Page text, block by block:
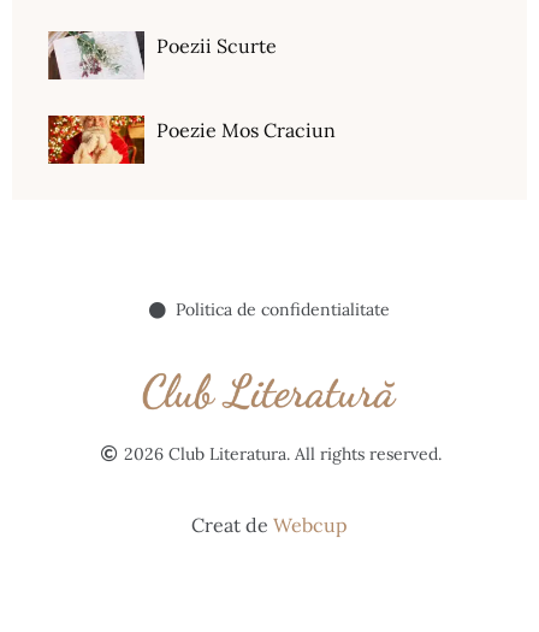
Poezii Scurte
Poezie Mos Craciun
Politica de confidentialitate
2026 Club Literatura. All rights reserved.
Creat de Webcup